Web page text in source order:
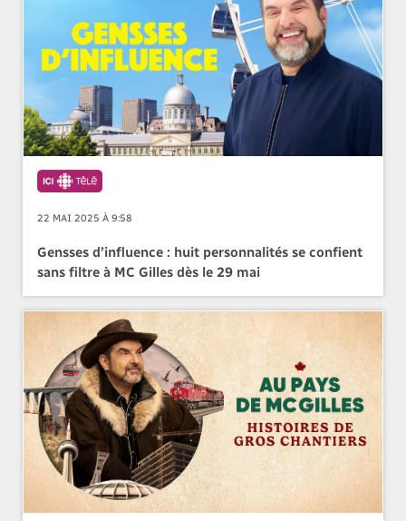
22 MAI 2025 À 9:58
Gensses d’influence : huit personnalités se confient
sans filtre à MC Gilles dès le 29 mai